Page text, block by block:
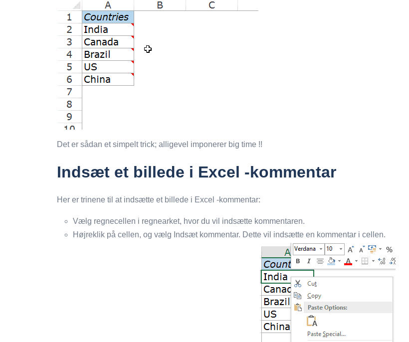
Det er sådan et simpelt trick; alligevel imponerer big time !!
Indsæt et billede i Excel -kommentar
Her er trinene til at indsætte et billede i Excel -kommentar:
Vælg regnecellen i regnearket, hvor du vil indsætte kommentaren.
Højreklik på cellen, og vælg Indsæt kommentar. Dette vil indsætte en kommentar i cellen.